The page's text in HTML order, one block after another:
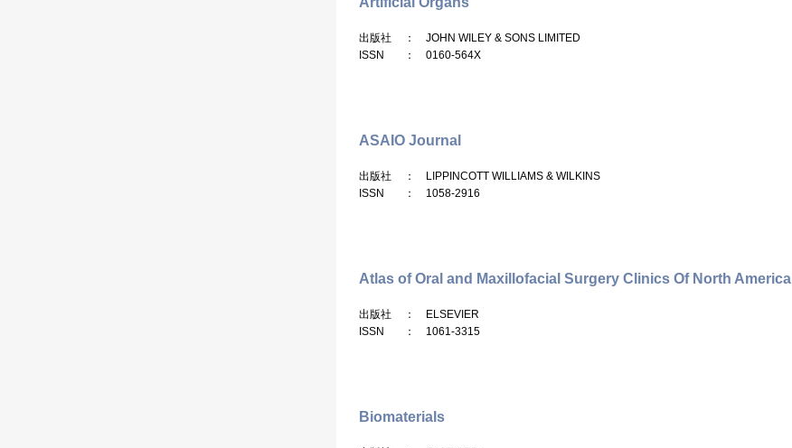
出版社
： JOHN WILEY & SONS LIMITED
ISSN
： 0160-564X
ASAIO Journal
出版社
： LIPPINCOTT WILLIAMS & WILKINS
ISSN
： 1058-2916
Atlas of Oral and Maxillofacial Surgery Clinics Of North America
出版社
： ELSEVIER
ISSN
： 1061-3315
Biomaterials